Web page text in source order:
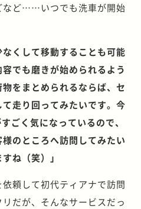
など……いつでも洗車が開始
なくして移動することも可能
でも磨きが始められるよう
をまとめられるならば、セ
走り回ってみたいです。今
ごく気になっているので、
のところへ訪問してみたい
ね（笑）」
頼して初代ティアナで訪問
だが、そんなサービスだっ